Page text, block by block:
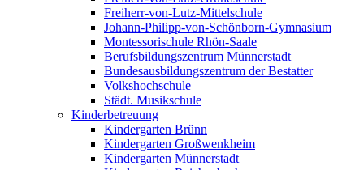
Freiherr-von-Lutz-Mittelschule
Johann-Philipp-von-Schönborn-Gymnasium
Montessorischule Rhön-Saale
Berufsbildungszentrum Münnerstadt
Bundesausbildungszentrum der Bestatter
Volkshochschule
Städt. Musikschule
Kinderbetreuung
Kindergarten Brünn
Kindergarten Großwenkheim
Kindergarten Münnerstadt